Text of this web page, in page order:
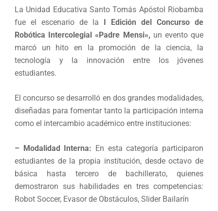
La Unidad Educativa Santo Tomás Apóstol Riobamba
fue el escenario de la I Edición del Concurso de
Robótica Intercolegial «Padre Mensi», un evento que
marcó un hito en la promoción de la ciencia, la
tecnología y la innovación entre los jóvenes
estudiantes.
El concurso se desarrolló en dos grandes modalidades,
diseñadas para fomentar tanto la participación interna
como el intercambio académico entre instituciones:
– Modalidad Interna: En esta categoría participaron
estudiantes de la propia institución, desde octavo de
básica hasta tercero de bachillerato, quienes
demostraron sus habilidades en tres competencias:
Robot Soccer, Evasor de Obstáculos, Slider Bailarín